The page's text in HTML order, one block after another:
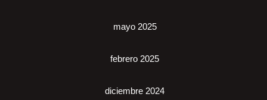
mayo 2025
febrero 2025
diciembre 2024